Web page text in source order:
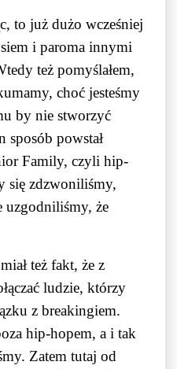
to już dużo wcześniej
i paroma innymi
też pomyślałem,
choć jesteśmy
by nie stworzyć
sposób powstał
Family, czyli hip-
się zdzwoniliśmy,
że
też fakt, że z
ludzie, którzy
z breakingiem.
hip-hopem, a i tak
Zatem tutaj od